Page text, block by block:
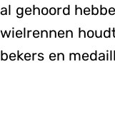
al gehoord
wielrennen
bekers en